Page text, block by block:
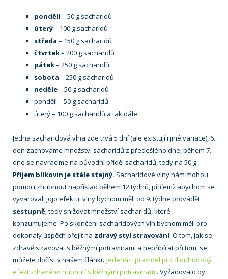
pondělí– 50 g sacharidů
úterý– 100 g sacharidů
středa – 150 g sacharidů
čtvrtek– 200 g sacharidů
pátek– 250 g sacharidů
sobota – 250 g sacharidů
neděle– 50 g sacharidů
pondělí – 50 g sacharidů
úterý – 100 g sacharidů a tak dále
Jedna sacharidová vlna zde trvá 5 dní (ale existují i jiné variace), 6.
den zachováme množství sacharidů z předešlého dne, během 7.
dne se navracíme na původní příděl sacharidů, tedy na 50 g.
Příjem bílkovin je stále stejný. Sacharidové vlny nám mohou
pomoci zhubnout například během 12 týdnů, přičemž abychom se
vyvarovali jojo efektu, vlny bychom měli od 9. týdne provádět
sestupně, tedy snižovat množství sacharidů, které
konzumujeme. Po skončení sacharidových vln bychom měli pro
dokonalý úspěch přejít na zdravý styl stravování. O tom, jak se
zdravě stravovat s běžnými potravinami a nepřibírat při tom, se
můžete dočíst v našem článku Jedenáct pravidel pro dlouhodobý
efekt zdravého hubnutí s běžnými potravinami. Vyžadovalo by